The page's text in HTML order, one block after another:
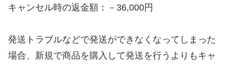
キャンセル時の返金額：－36,000円
発送トラブルなどで発送ができなくなってしまった
場合、新規で商品を購入して発送を行うよりもキャ